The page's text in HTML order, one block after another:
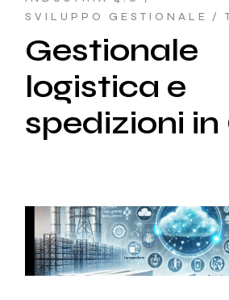
SVILUPPO GESTIONALE
Gestionale
logistica e
spedizioni in